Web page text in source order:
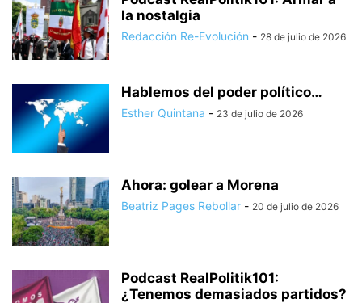
la nostalgia
Redacción Re-Evolución - 28 de julio de 2026
Hablemos del poder político…
Esther Quintana - 23 de julio de 2026
Ahora: golear a Morena
Beatriz Pages Rebollar - 20 de julio de 2026
Podcast RealPolitik101:
¿Tenemos demasiados partidos?